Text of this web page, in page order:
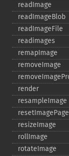
readImage
readImageBlob
readImageFile
readimages
remapImage
removeImage
render
resampleImage
resetImagePage
resizeImage
rollImage
rotateImage